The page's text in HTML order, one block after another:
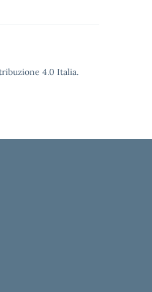
4.0 Italia.